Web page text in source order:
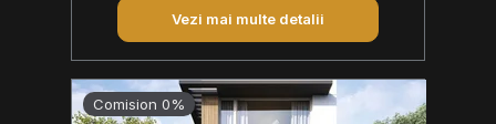
Vezi mai multe detalii
Comision 0%